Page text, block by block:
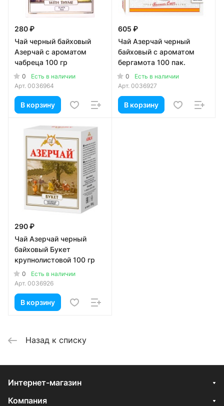
280 ₽
Чай черный байховый
Азерчай с ароматом
чабреца 100 гр
0
Есть в наличии
Арт. 0036964
В корзину
605 ₽
Чай Азерчай черный
байховый с ароматом
бергамота 100 пак.
0
Есть в наличии
Арт. 0036927
В корзину
290 ₽
Чай Азерчай черный
байховый Букет
крупнолистовой 100 гр
0
Есть в наличии
Арт. 0036926
В корзину
Назад к списку
Интернет-магазин
Компания